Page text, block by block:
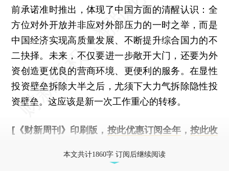
前承诺准时推出，体现了中国方面的清醒认识：全
方位对外开放并非应对外部压力的一时之举，而是
中国经济实现高质量发展、不断提升综合国力的不
二抉择。未来，不仅要进一步敞开大门，还要为外
资创造更优良的营商环境、更便利的服务。在显性
投资壁垒拆除大半之后，尤须下大力气拆除隐性投
资壁垒。这应该是新一次工作重心的转移。
[《财新周刊》印刷版， 按此优惠订阅全年， 按此收
本文共计1860字 订阅后继续阅读